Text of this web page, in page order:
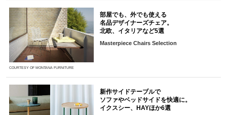
COURTESY OF MONTANA FURNITURE
部屋でも、外でも使える
名品デザイナーズチェア。
北欧、イタリアなど5選
Masterpiece Chairs Selection
新作サイドテーブルで
ソファやベッドサイドを快適に。
イクスシー、HAYほか6選